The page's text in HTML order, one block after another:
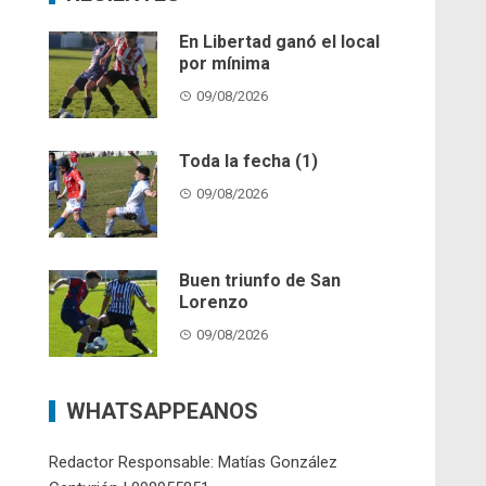
En Libertad ganó el local
por mínima
09/08/2026
Toda la fecha (1)
09/08/2026
Buen triunfo de San
Lorenzo
09/08/2026
WHATSAPPEANOS
Redactor Responsable: Matías González